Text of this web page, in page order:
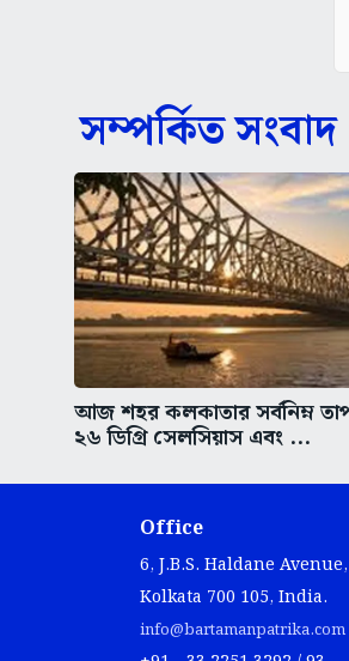
সম্পর্কিত সংবাদ
আজ শহর কলকাতার সর্বনিম্ন
২৬ ডিগ্রি সেলসিয়াস এবং ...
Office
6, J.B.S. Haldane Avenue,
Kolkata 700 105, India.
info@bartamanpatrika.com